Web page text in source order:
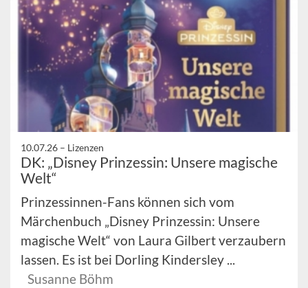
10.07.26 – Lizenzen
DK: „Disney Prinzessin: Unsere magische
Welt“
Prinzessinnen-Fans können sich vom
Märchenbuch „Disney Prinzessin: Unsere
magische Welt“ von Laura Gilbert verzaubern
lassen. Es ist bei Dorling Kindersley ...
Susanne Böhm